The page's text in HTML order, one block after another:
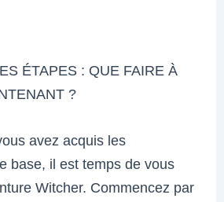
ÉTAPES : QUE FAIRE À
?
avez acquis les
base, il est temps de vous
Witcher. Commencez par